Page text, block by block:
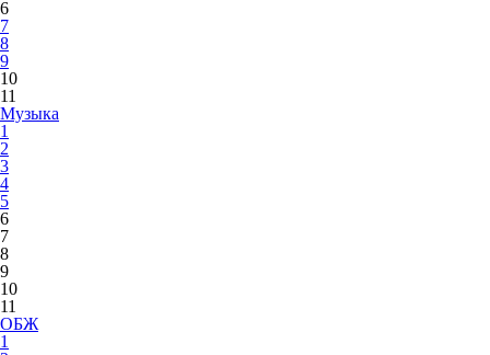
6
7
8
9
10
11
Музыка
1
2
3
4
5
6
7
8
9
10
11
ОБЖ
1